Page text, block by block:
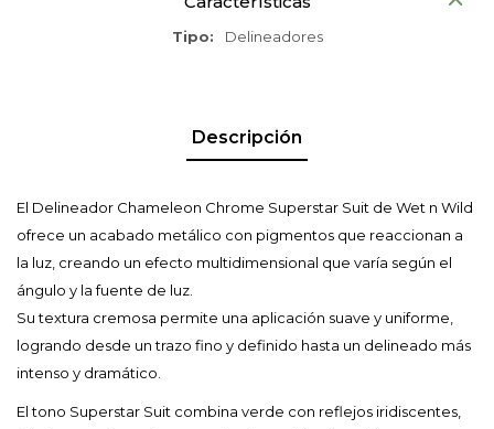
Tipo Delineadores
Descripción
El Delineador Chameleon Chrome Superstar Suit de Wet n Wild
ofrece un acabado metálico con pigmentos que reaccionan a
la luz, creando un efecto multidimensional que varía según el
ángulo y la fuente de luz.
Su textura cremosa permite una aplicación suave y uniforme,
logrando desde un trazo fino y definido hasta un delineado más
intenso y dramático.
El tono Superstar Suit combina verde con reflejos iridiscentes,